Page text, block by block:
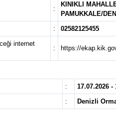
:
KINIKLI
PAMUKKALE/
:
02582125455
internet
: https://
:
17.07.2026 -
: Denizli